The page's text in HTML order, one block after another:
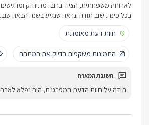
לארוחה משפחתית, הציוד ברובו מתוחזק
בכל פינה. שוב תודה ונראה שנגיע בשנה הבאה שוב.
חוות דעת מאומתת
התמונות משקפות בדיוק את המתחם
תודה על חוות הדעת המפרגנת, היה נפלא